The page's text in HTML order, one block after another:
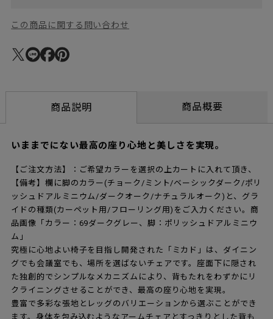
この商品に関する問い合わせ
商品説明 商品概要
いままでにない最高の座り心地と美しさを実現。
【ご注文方法】：ご希望カラーを選択の上カートに入れて頂き、
【備考】欄に脚のカラー(チョーク/ミント/ベーシックダーク/ポリ
ッシュドアルミニウム/ダークオーク/ナチュラルオーク)と、グラ
イドの種類(カーペット用/フローリング用)をご入力ください。商
品画像「カラー：69ダークグレー、脚：ポリッシュドアルミニウ
ム」
究極に心地よい椅子を目指し開発された「ミカド」は、ダイニン
グでも会議室でも、場所を選ばないチェアです。座面下に隠され
た独創的でシンプルなメカニズムにより、背もたれをわずかにリ
クライニングさせることができ、最高の座り心地を実現。
豊富で多彩な張地とレッグのバリエーションから選ぶことができ
ます。身体を包み込むようなアームチェアとすっきりとした背も